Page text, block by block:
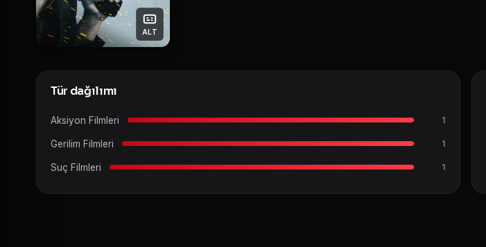
ALT
Tür dağılımı
Aksiyon Filmleri 1
Gerilim Filmleri 1
Suç Filmleri 1